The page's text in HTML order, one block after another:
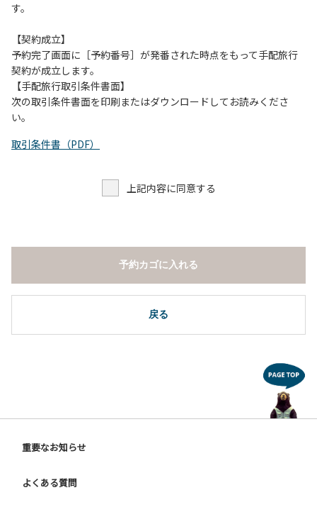
す。
【契約成立】
予約完了画面に［予約番号］が発番された時点をもって手配旅行
契約が成立します。
【手配旅行取引条件書面】
次の取引条件書面を印刷またはダウンロードしてお読みくださ
い。
取引条件書（PDF）
上記内容に同意する
戻る
予約カゴに入れる
重要なお知らせ
よくある質問